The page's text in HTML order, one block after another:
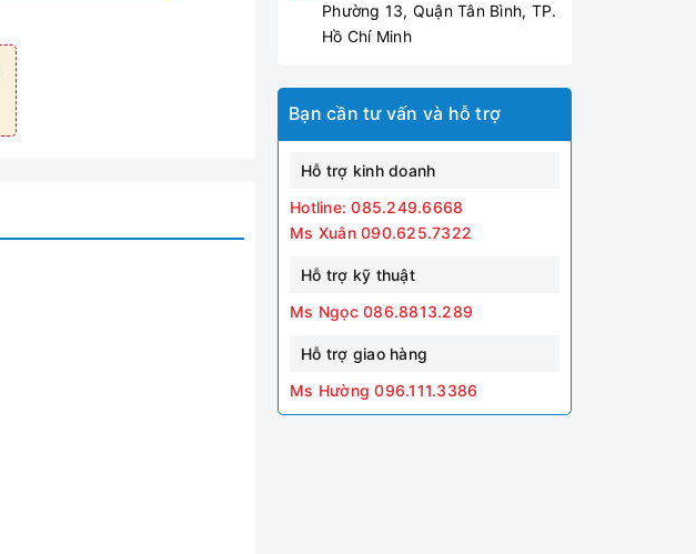
Phường 13, Quận Tân Bình, TP.
Hồ Chí Minh
Bạn cần tư vấn và hỗ trợ
Hỗ trợ kinh doanh
Hotline: 085.249.6668
Ms Xuân 090.625.7322
Hỗ trợ kỹ thuật
Ms Ngọc 086.8813.289
Hỗ trợ giao hàng
Ms Hường 096.111.3386